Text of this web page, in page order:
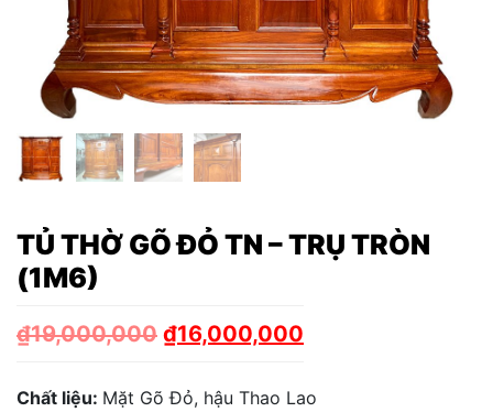
TỦ THỜ GÕ ĐỎ TN – TRỤ TRÒN
(1M6)
₫19,000,000 ₫16,000,000
Chất liệu: Mặt Gõ Đỏ, hậu Thao Lao